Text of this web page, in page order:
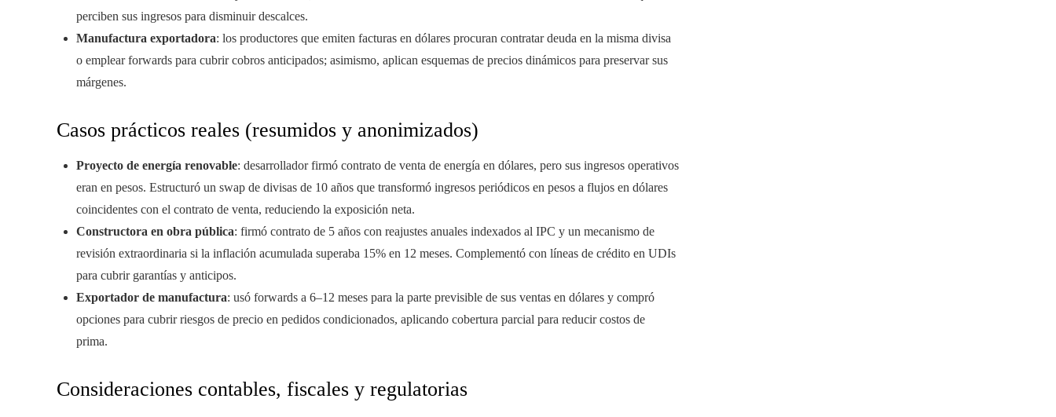
perciben sus ingresos para disminuir descalces.
Manufactura exportadora: los productores que emiten facturas en dólares procuran contratar deuda en la misma divisa
o emplear forwards para cubrir cobros anticipados; asimismo, aplican esquemas de precios dinámicos para preservar sus
márgenes.
Casos prácticos reales (resumidos y anonimizados)
Proyecto de energía renovable: desarrollador firmó contrato de venta de energía en dólares, pero sus ingresos operativos
eran en pesos. Estructuró un swap de divisas de 10 años que transformó ingresos periódicos en pesos a flujos en dólares
coincidentes con el contrato de venta, reduciendo la exposición neta.
Constructora en obra pública: firmó contrato de 5 años con reajustes anuales indexados al IPC y un mecanismo de
revisión extraordinaria si la inflación acumulada superaba 15% en 12 meses. Complementó con líneas de crédito en UDIs
para cubrir garantías y anticipos.
Exportador de manufactura: usó forwards a 6–12 meses para la parte previsible de sus ventas en dólares y compró
opciones para cubrir riesgos de precio en pedidos condicionados, aplicando cobertura parcial para reducir costos de
prima.
Consideraciones contables, fiscales y regulatorias